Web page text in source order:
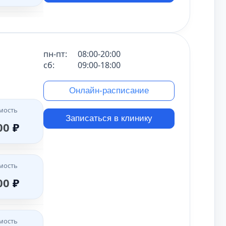
₽
₽
пн-пт:
08:00-20:00
сб:
09:00-18:00
Онлайн-расписание
Записаться в клинику